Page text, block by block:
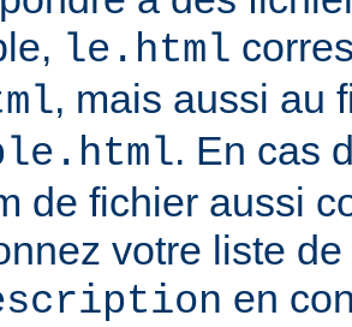
le.html
, mais aussi au
. En cas
de fichier aussi
votre liste
en